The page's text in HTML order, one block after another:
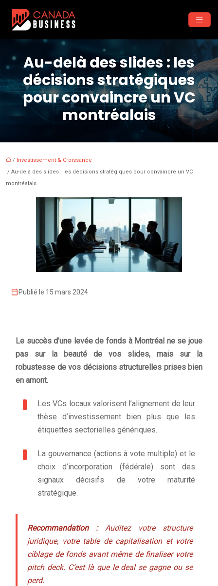
Au-delà des slides : les
décisions stratégiques
pour convaincre un VC
montréalais
/ Investissement & Croissance
/ Au-delà des slides : les décisions stratégiques pour convaincre un VC
montréalais
Publié le 15 mars 2024
Le succès d’une levée de fonds à Montréal ne se joue
pas sur la beauté de vos slides, mais sur la
robustesse de vos décisions structurelles prises bien
en amont.
Les VCs locaux valorisent l’alignement de leur
thèse d’investissement bien plus que les
étiquettes sectorielles génériques.
La gouvernance (actions à vote multiple) et le
choix d’incorporation (fédérale) sont des
signaux décisifs de votre maturité
stratégique.
Recommandation :Auditez votre structure
juridique, votre table de capitalisation et votre
ciblage de fonds avant même de finaliser votre
pitch deck. C’est là que le deal se gagne ou se
perd.